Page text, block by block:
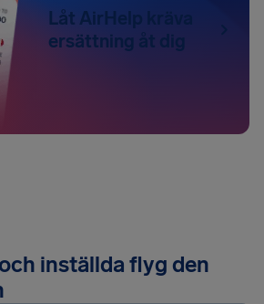
Låt AirHelp kräva
ersättning åt dig
inställda flyg den